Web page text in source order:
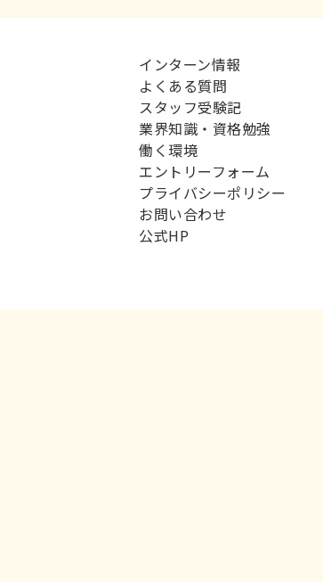
インターン情報
よくある質問
スタッフ受験記
業界知識・資格勉強
働く環境
エントリーフォーム
プライバシーポリシー
お問い合わせ
公式HP